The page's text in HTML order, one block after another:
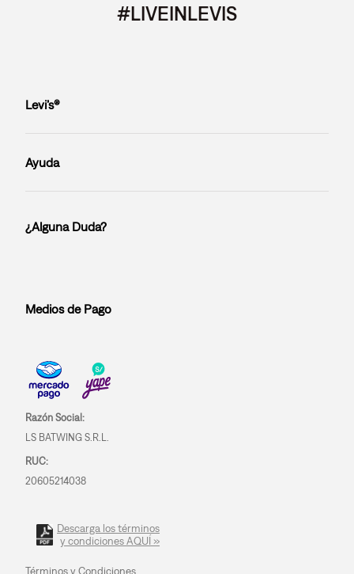
#LIVEINLEVIS
Levi’s®
Ayuda
¿Alguna Duda?
Medios de Pago
Razón Social:
LS BATWING S.R.L.
RUC:
20605214038
Descarga los términos
y condiciones AQUÍ »
Términos y Condiciones